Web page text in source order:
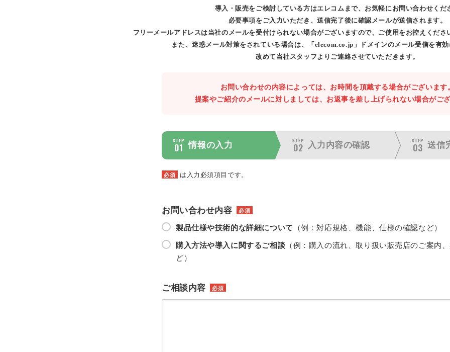
導入・販売をご検討している方はエレコムまで、お気軽にお問い合わせくだ
必要事項をご入力いただき、送信完了後に確認メールが送信されます。
フリーメールアドレスは当社のメールを受付けられない場合がございますので、ご使用をお控えくださ
また、迷惑メール対策をされている場合は、「elecom.co.jp」ドメインのメール受信を有効
改めて当社スタッフよりご連絡させていただきます。
お問い合わせの内容によっては、お時間を頂戴する場合がございます
提案やご紹介のメールに対しましては、お返事を差し上げられない場合がござ
STEP
01 情報の入力
STEP
02 入力内容の確認
STEP
03 送信
必須 は入力必須項目です。
お問い合わせ内容 必須
製品仕様や技術的な詳細について （例：対応規格、機能、仕様の確認など）
購入方法や導入に関するご相談 （例：購入の流れ、取り扱い販売店のご案内
ど）
ご相談内容 必須